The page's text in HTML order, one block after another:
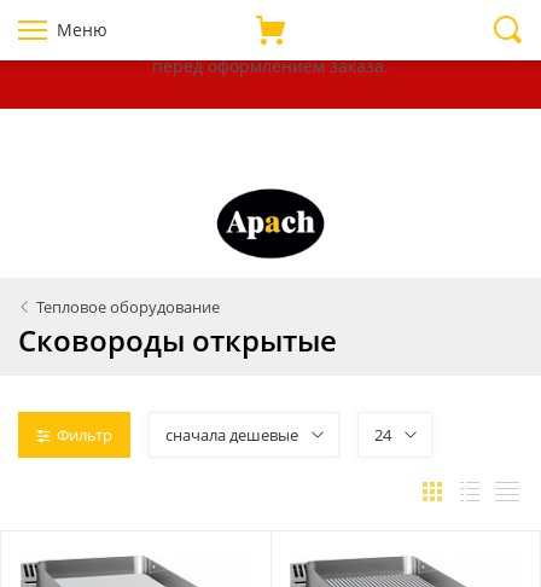
Уважаемые покупатели!
В связи с нестабильностью курсов
валют, убедительно просим уточнять цены на товары
перед оформлениемзаказа.
Меню
Тепловое оборудование
Сковороды открытые
Фильтр сначала дешевые 24